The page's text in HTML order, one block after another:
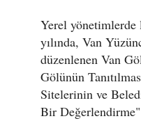
Yerel yönetimlerde
yılında, Van
düzenlenen Van
Gölünün
Sitelerinin ve
Bir